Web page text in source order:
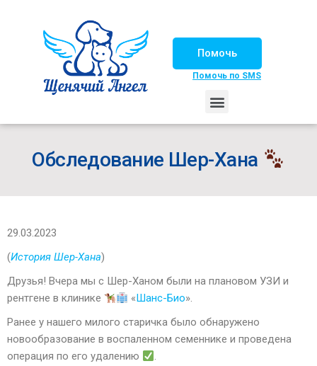
Помочь
Помочь по SMS
Обследование Шер-Хана
29.03.2023
(История Шер-Хана)
Друзья! Вчера мы с Шер-Ханом были на плановом УЗИ и
рентгене в клинике
«Шанс-Био».
Ранее у нашего милого старичка было обнаружено
новообразование в воспаленном семеннике и проведена
операция по его удалению
.